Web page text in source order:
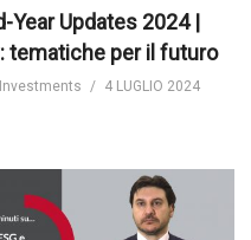
Year Updates 2024 |
tematiche per il futuro
4 LUGLIO 2024